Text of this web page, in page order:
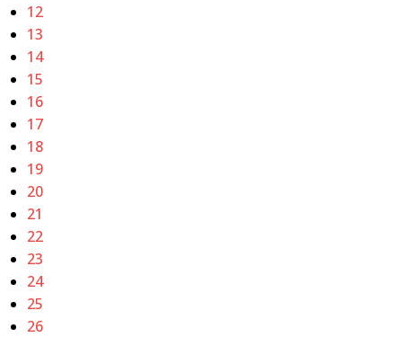
12
13
14
15
16
17
18
19
20
21
22
23
24
25
26